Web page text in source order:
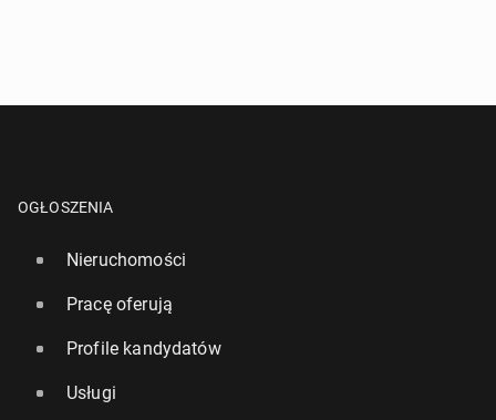
OGŁOSZENIA
Nieruchomości
Pracę oferują
Profile kandydatów
Usługi